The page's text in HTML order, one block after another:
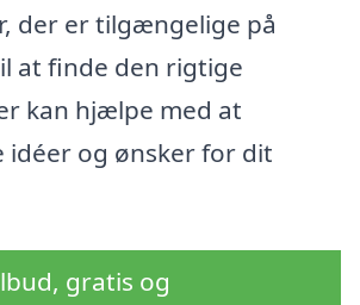
der er tilgængelige på
at finde den rigtige
kan hjælpe med at
idéer og ønsker for dit
gratis og